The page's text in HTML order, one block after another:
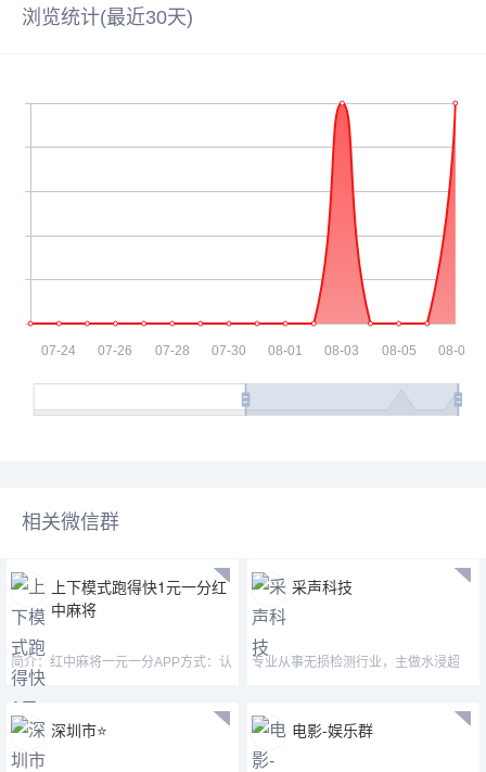
浏览统计(最近30天)
相关微信群
上下模式跑得快1元一分红
中麻将
简介：红中麻将一元一分APP方式：认
准微—mj33656—mimi15
采声科技
专业从事无损检测行业，主做水浸超
深圳市⭐️ 电影-娱乐群